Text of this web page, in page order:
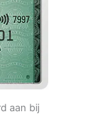
aan bij